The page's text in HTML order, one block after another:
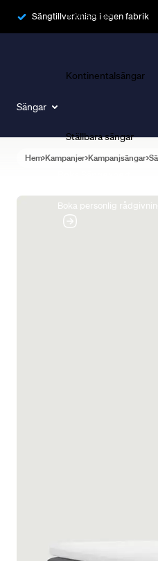
Sängtillverkning i egen fabrik
Sängar
Ramsängar
Kontinentalsängar
Ställbara sängar
Boka personlig
Hem Kampanjer Kampanjsängar